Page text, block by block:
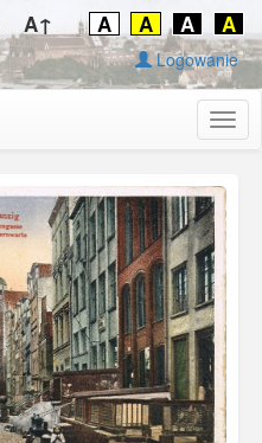
A↑ A A A A
Logowanie